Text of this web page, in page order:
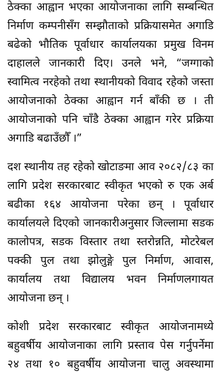
ठेक्का आह्वान भएका आयोजनाका लागि सम्बन्धित
निर्माण कम्पनीसँग सम्झौताको प्रक्रियासमेत अगाडि
बढेको भौतिक पूर्वाधार कार्यालयका प्रमुख विनम
दाहालले जानकारी दिए। उनले भने, “जग्गाको
स्वामित्व नरहेको तथा स्थानीयको विवाद रहेको जस्ता
आयोजनाको ठेक्का आह्वान गर्न बाँकी छ । ती
आयोजनाको पनि चाँडै ठेक्का आह्वान गरेर प्रक्रिया
अगाडि बढाउँछौँ ।”
दश स्थानीय तह रहेको खोटाङमा आव २०८२/८३ का
लागि प्रदेश सरकारबाट स्वीकृत भएको रु एक अर्ब
बढीका १६४ आयोजना परेका छन् । पूर्वाधार
कार्यालयले दिएको जानकारीअनुसार जिल्लामा सडक
कालोपत्र, सडक विस्तार तथा स्तरोन्नति, मोटरेबल
पक्की पुल तथा झोलुङ्गे पुल निर्माण, आवास,
कार्यालय तथा विद्यालय भवन निर्माणलगायत
आयोजना छन् ।
कोशी प्रदेश सरकारबाट स्वीकृत आयोजनामध्ये
बहुवर्षीय आयोजनाका लागि प्रस्ताव पेस गर्नुपर्नेमा
२४ तथा १० बहुवर्षीय आयोजना चालु अवस्थामा